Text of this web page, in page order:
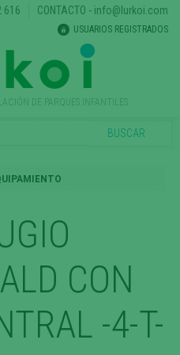
DE PARQUES INFANTILES
616 CONTACTO - info@lurkoi.com
USUARIOS REGISTRADOS
CON
-4-T-